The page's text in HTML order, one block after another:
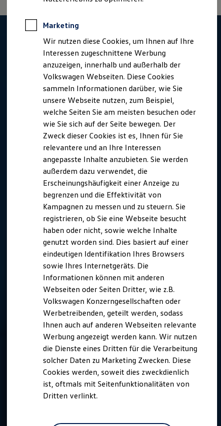
Marketing
Wir nutzen diese Cookies, um Ihnen auf Ihre
Interessen zugeschnittene Werbung
anzuzeigen, innerhalb und außerhalb der
Volkswagen Webseiten. Diese Cookies
sammeln Informationen darüber, wie Sie
unsere Webseite nutzen, zum Beispiel,
welche Seiten Sie am meisten besuchen oder
wie Sie sich auf der Seite bewegen. Der
Zweck dieser Cookies ist es, Ihnen für Sie
relevantere und an Ihre Interessen
angepasste Inhalte anzubieten. Sie werden
außerdem dazu verwendet, die
Erscheinungshäufigkeit einer Anzeige zu
begrenzen und die Effektivität von
Kampagnen zu messen und zu steuern. Sie
registrieren, ob Sie eine Webseite besucht
haben oder nicht, sowie welche Inhalte
genutzt worden sind. Dies basiert auf einer
eindeutigen Identifikation Ihres Browsers
sowie Ihres Internetgeräts. Die
Informationen können mit anderen
Webseiten oder Seiten Dritter, wie z.B.
Volkswagen Konzerngesellschaften oder
Werbetreibenden, geteilt werden, sodass
Ihnen auch auf anderen Webseiten relevante
Werbung angezeigt werden kann. Wir nutzen
die Dienste eines Dritten für die Verarbeitung
solcher Daten zu Marketing Zwecken. Diese
Cookies werden, soweit dies zweckdienlich
ist, oftmals mit Seitenfunktionalitäten von
Dritten verlinkt.